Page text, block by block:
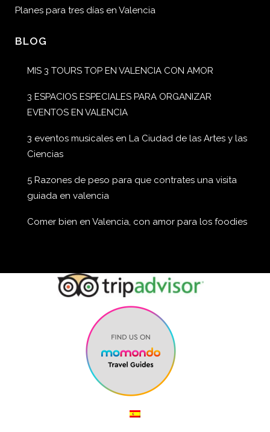
Planes para tres días en Valencia
BLOG
MIS 3 TOURS TOP EN VALENCIA CON AMOR
3 ESPACIOS ESPECIALES PARA ORGANIZAR
EVENTOS EN VALENCIA
3 eventos musicales en La Ciudad de las Artes y las
Ciencias
5 Razones de peso para que contrates una visita
guiada en valencia
Comer bien en Valencia, con amor para los foodies